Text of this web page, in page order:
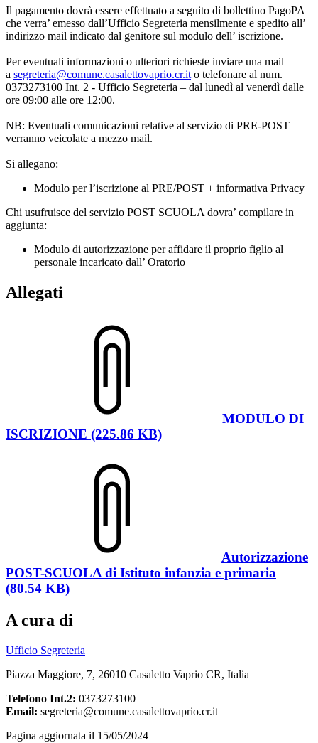
Il pagamento dovrà essere effettuato a seguito di bollettino PagoPA
che verra’ emesso dall’Ufficio Segreteria mensilmente e spedito all’
indirizzo mail indicato dal genitore sul modulo dell’ iscrizione.
Per eventuali informazioni o ulteriori richieste inviare una mail
a segreteria@comune.casalettovaprio.cr.it o telefonare al num.
0373273100 Int. 2 - Ufficio Segreteria – dal lunedì al venerdì dalle
ore 09:00 alle ore 12:00.
NB: Eventuali comunicazioni relative al servizio di PRE-POST
verranno veicolate a mezzo mail.
Si allegano:
Modulo per l’iscrizione al PRE/POST + informativa Privacy
Chi usufruisce del servizio POST SCUOLA dovra’ compilare in
aggiunta:
Modulo di autorizzazione per affidare il proprio figlio al
personale incaricato dall’ Oratorio
Allegati
MODULO DI
ISCRIZIONE (225.86 KB)
Autorizzazione
POST-SCUOLA di Istituto infanzia e primaria
(80.54 KB)
A cura di
Ufficio Segreteria
Piazza Maggiore, 7, 26010 Casaletto Vaprio CR, Italia
Telefono Int.2: 0373273100
Email: segreteria@comune.casalettovaprio.cr.it
Pagina aggiornata il 15/05/2024